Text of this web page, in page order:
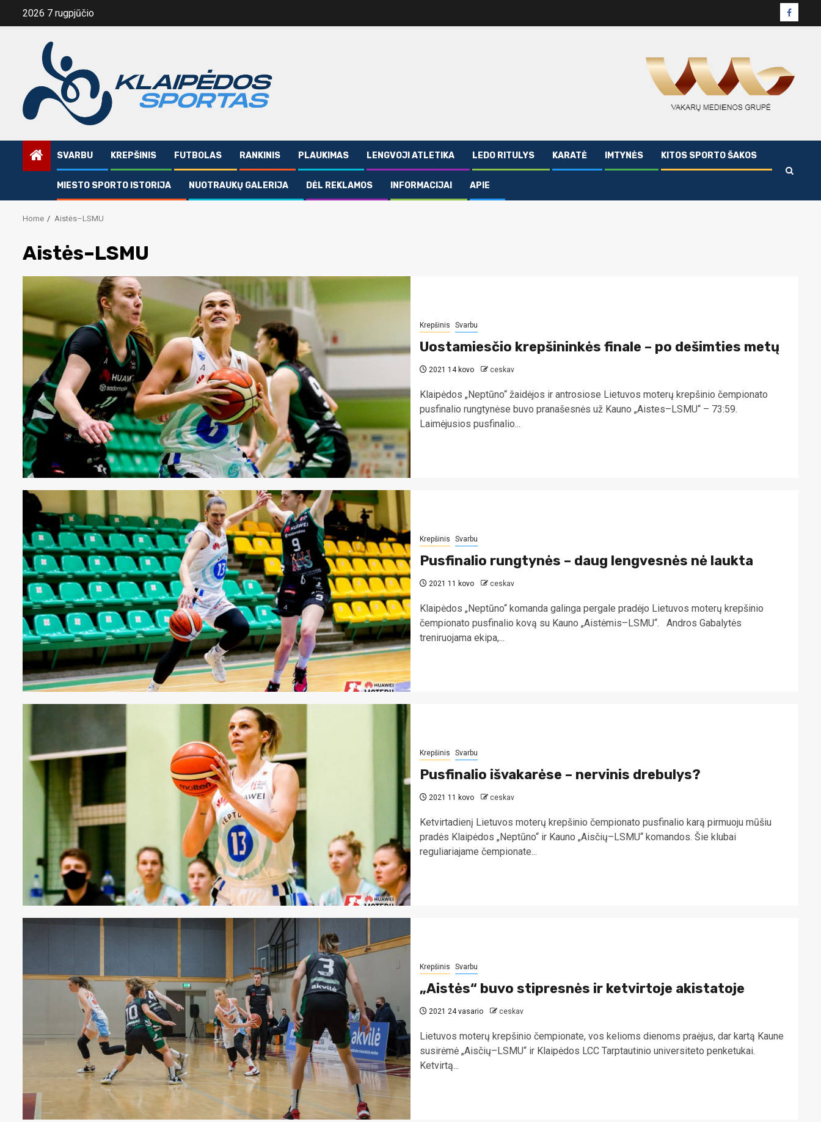
2026 7 rugpjūčio
SVARBU KREPŠINIS FUTBOLAS RANKINIS PLAUKIMAS LENGVOJI ATLETIKA LEDO RITULYS KARATĖ IMTYNĖS KITOS SPORTO ŠAKOS
MIESTO SPORTO ISTORIJA NUOTRAUKŲ GALERIJA DĖL REKLAMOS INFORMACIJAI APIE
Home Aistės–LSMU
Aistės–LSMU
Krepšinis Svarbu
Uostamiesčio krepšininkės finale – po dešimties metų
2021 14 kovo ceskav
Klaipėdos „Neptūno“ žaidėjos ir antrosiose Lietuvos moterų krepšinio čempionato
pusfinalio rungtynėse buvo pranašesnės už Kauno „Aistes–LSMU“ – 73:59.
Laimėjusios pusfinalio...
Krepšinis Svarbu
Pusfinalio rungtynės – daug lengvesnės nė laukta
2021 11 kovo ceskav
Klaipėdos „Neptūno“ komanda galinga pergale pradėjo Lietuvos moterų krepšinio
čempionato pusfinalio kovą su Kauno „Aistėmis–LSMU“. Andros Gabalytės
treniruojama ekipa,...
Krepšinis Svarbu
Pusfinalio išvakarėse – nervinis drebulys?
2021 11 kovo ceskav
Ketvirtadienį Lietuvos moterų krepšinio čempionato pusfinalio karą pirmuoju mūšiu
pradės Klaipėdos „Neptūno“ ir Kauno „Aisčių–LSMU“ komandos. Šie klubai
reguliariajame čempionate...
Krepšinis Svarbu
„Aistės“ buvo stipresnės ir ketvirtoje akistatoje
2021 24 vasario ceskav
Lietuvos moterų krepšinio čempionate, vos kelioms dienoms praėjus, dar kartą Kaune
susirėmė „Aisčių–LSMU“ ir Klaipėdos LCC Tarptautinio universiteto penketukai.
Ketvirtą...